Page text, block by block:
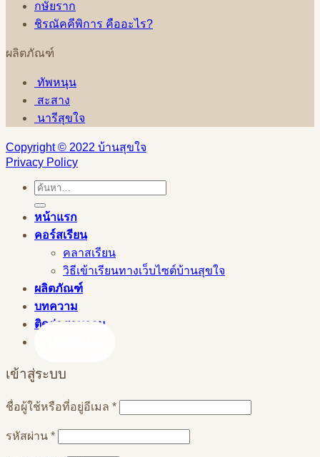
กษัยราก
ชิรณัคคีพิการ คืออะไร?
ผลิตภัณฑ์
ทัพหนุน
สะสาง
นารีสุขใจ
Copyright © 2022 บ้านสุขใจ
Privacy Policy
ค้นหา:
หน้าแรก
คอร์สเรียน
คลาสเรียน
วิธีเข้าเรียนทางเว็บไซต์บ้านสุขใจ
ผลิตภัณฑ์
บทความ
ติดต่อสอบถาม
เข้าสู่ระบบ
ชื่อผู้ใช้หรือที่อยู่อีเมล *ต้องการ
รหัสผ่าน *ต้องการ